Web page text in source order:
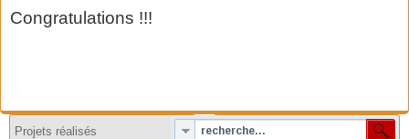
Congratulations !!!
Projets réalisés